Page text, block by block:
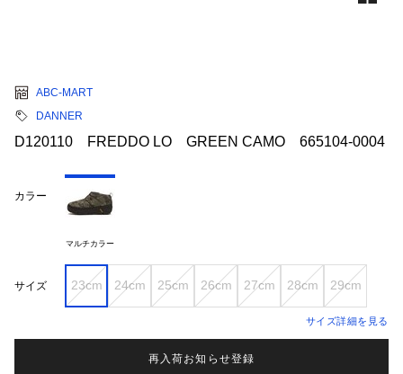
ABC-MART
DANNER
D120110 FREDDO LO GREEN CAMO 665104-0004
カラー
マルチカラー
サイズ 23cm 24cm 25cm 26cm 27cm 28cm 29cm
サイズ詳細を見る
再入荷お知らせ登録